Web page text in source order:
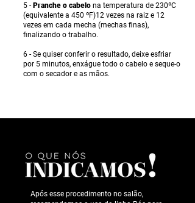
5 - Pranche o cabelo na temperatura de 230ºC
(equivalente a 450 ºF)12 vezes na raiz e 12
vezes em cada mecha (mechas finas),
finalizando o trabalho.
6 - Se quiser conferir o resultado, deixe esfriar
por 5 minutos, enxágue todo o cabelo e seque-o
com o secador e as mãos.
Após esse procedimento no salão,